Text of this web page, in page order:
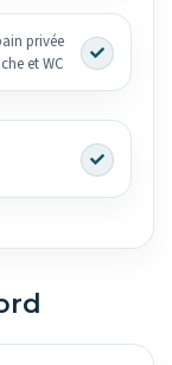
privée
et WC